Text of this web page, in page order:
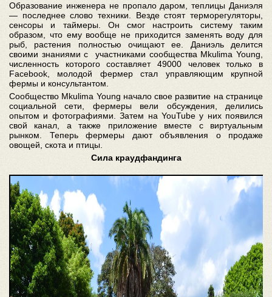
Образование инженера не пропало даром, теплицы Даниэля
— последнее слово техники. Везде стоят терморегуляторы,
сенсоры и таймеры. Он смог настроить систему таким
образом, что ему вообще не приходится заменять воду для
рыб, растения полностью очищают ее. Даниэль делится
своими знаниями с участниками сообщества Mkulima Young,
численность которого составляет 49000 человек только в
Facebook, молодой фермер стал управляющим крупной
фермы и консультантом.
Сообщество Mkulima Young начало свое развитие на странице
социальной сети, фермеры вели обсуждения, делились
опытом и фотографиями. Затем на YouTube у них появился
свой канал, а также приложение вместе с виртуальным
рынком. Теперь фермеры дают объявления о продаже
овощей, скота и птицы.
Сила краудфандинга